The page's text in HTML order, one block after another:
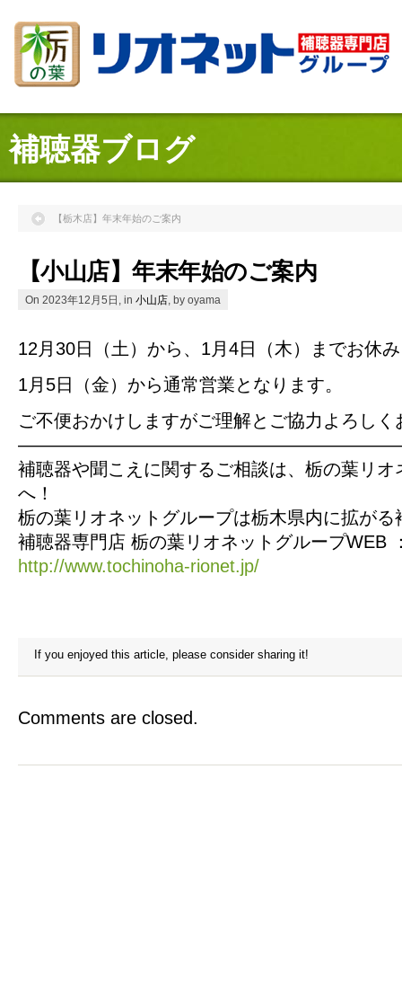
補聴器ブログ
【栃木店】年末年始のご案内
【小山店】年末年始のご案内
On 2023年12月5日, in 小山店 , by oyama
12月30日（土）から、1月4日（木）までお休
1月5日（金）から通常営業となります。
ご不便おかけしますがご理解とご協力よろしく
補聴器や聞こえに関するご相談は、栃の葉リオ
へ！
栃の葉リオネットグループは栃木県内に拡がる
補聴器専門店 栃の葉リオネットグループWEB
http://www.tochinoha-rionet.jp/
If you enjoyed this article, please consider sharing it!
Comments are closed.